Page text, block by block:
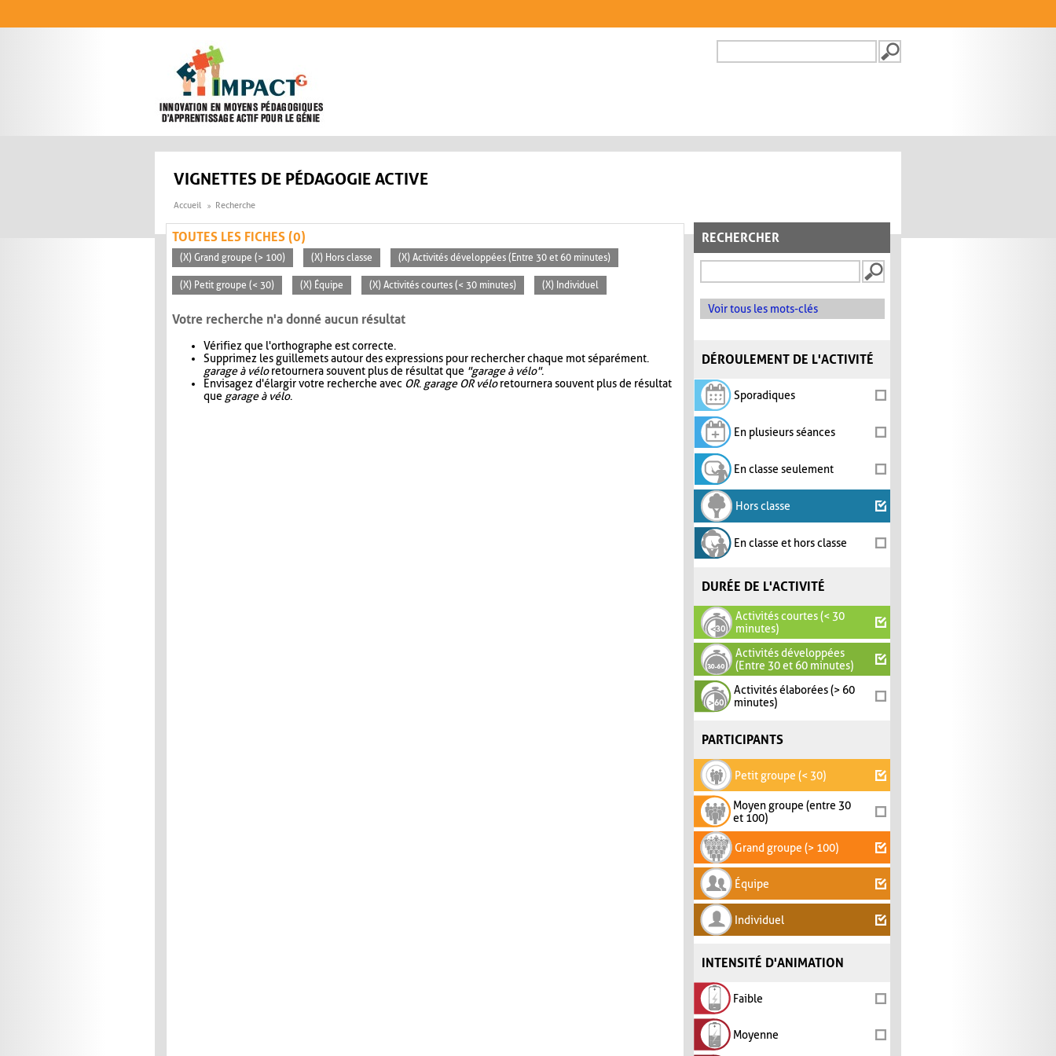
FORMULAIRE DE
VIGNETTES DE PÉDAGOGIE ACTIVE
Accueil Recherche
RECHERCHER
Voir tous les mots-clés
DÉROULEMENT DE L'ACTIVITÉ
Sporadiques
En plusieurs séances
En classe seulement
Hors classe
En classe et hors classe
DURÉE DE L'ACTIVITÉ
Activités courtes (< 30
minutes)
Activités développées
(Entre 30 et 60 minutes)
Activités élaborées (> 60
minutes)
PARTICIPANTS
Petit groupe (< 30)
Moyen groupe (entre 30
et 100)
Grand groupe (> 100)
Équipe
Individuel
INTENSITÉ D'ANIMATION
Faible
Moyenne
TOUTES LES FICHES (0)
(X) Grand groupe (> 100) (X) Hors classe (X) Activités développées (Entre 30 et 60 minutes)
(X) Petit groupe (< 30) (X) Équipe (X) Activités courtes (< 30 minutes) (X) Individuel
Votre recherche n'a donné aucun résultat
Vérifiez que l'orthographe est correcte.
Supprimez les guillemets autour des expressions pour rechercher chaque mot séparément.
garage à véloretournera souvent plus de résultat que "garage à vélo".
Envisagez d'élargir votre recherche avec OR. garage OR véloretournera souvent plus de résultat
que garage à vélo.